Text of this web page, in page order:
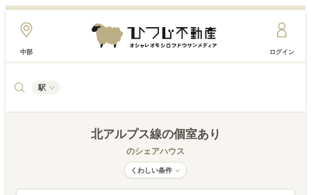
中部 ログイン
駅
北アルプス線の個室あり
のシェアハウス
くわしい条件